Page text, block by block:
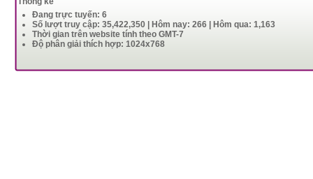
Đang trực tuyến: 6
Số lượt truy cập: 35,422,350 | Hôm nay: 266 | Hôm qua: 1,163
Thời gian trên website tính theo GMT-7
Độ phân giải thích hợp: 1024x768